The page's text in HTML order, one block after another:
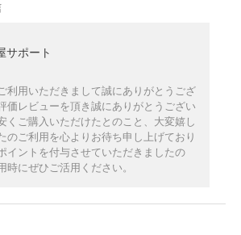
サポート
利用いただきまして誠にありがとうござ
価レビューを頂き誠にありがとうござい
くご購入いただけたとのこと、大変嬉し
のご利用を心よりお待ち申し上げており
イントを付与させていただきましたの
時にぜひご活用ください。